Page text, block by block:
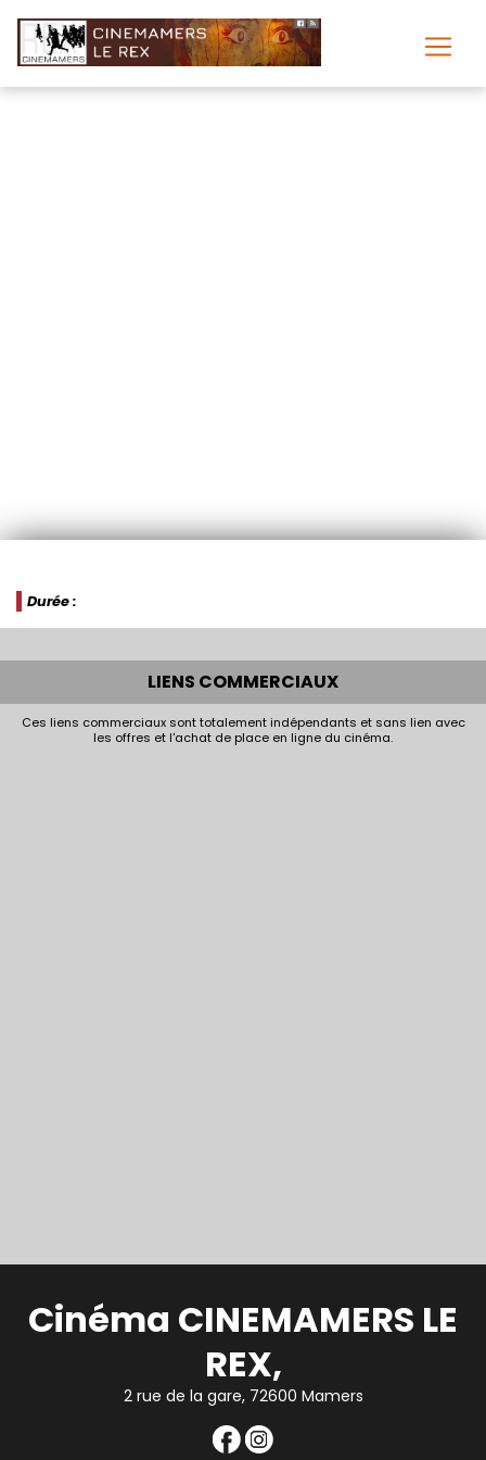
Durée :
LIENS COMMERCIAUX
Ces liens commerciaux sont totalement indépendants et sans lien avec
les offres et l'achat de place en ligne du cinéma.
Cinéma CINEMAMERS LE
REX,
2 rue de la gare, 72600 Mamers